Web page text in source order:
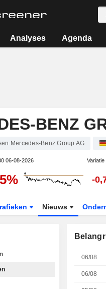
Analyses Agenda
BENZ
Mercedes-Benz Group AG
06-08-2026 Variatie
-
Nieuws
06/08
06/08